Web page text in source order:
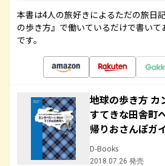
本書は4人の旅好きによるただの旅日
の歩き方』で働いているだけで書い
です。
地球の歩き方 カ
すてきな田舎町
帰りおさんぽガ
D-Books
2018.07.26 発売